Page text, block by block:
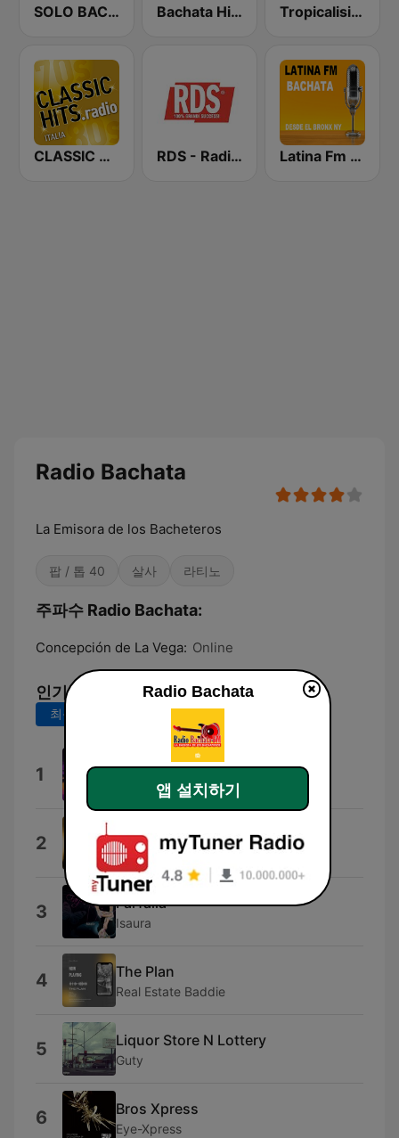
SOLO BACHATA Bachata Hit Radio Tropicalisima.fm - Bachata
CLASSIC HITS anni 70 80 90 RDS - Radio Dimensione Suono Latina Fm Bachata
Radio Bachata
La Emisora de los Bacheteros
팝 / 톱 40 살사 라티노
주파수 Radio Bachata:
Concepción de La Vega: Online
인기 곡
최근 7일 최근 30일
1 App Promo
fatbunny
2 Desde la Puerta
Chuy Y Miguel Vega
3 Farfalla
Isaura
4 The Plan
Real Estate Baddie
5 Liquor Store N Lottery
Guty
6 Bros Xpress
Eye-Xpress
Radio Bachata
앱 설치하기